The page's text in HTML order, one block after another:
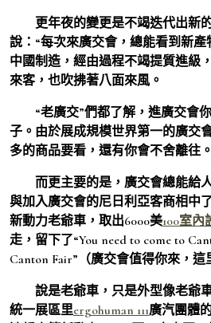
更年夜的變更是不竭迭代出新的
說：“每次來廣交會，總能看到新
中國制造，經由過程不竭提質進級
來客，也吹拂著八面來風。
“老廣交”們都了解，進廣交會
子。由於展成規模世界第一的廣交
多的商品要看，還有你會不舍離往。
而更主要的是，廣交會總能給
與加入廣交會的尼日利亞客商相中
新動力老爺車，取出6000美100室內
走，留下了“You need to come to
Canton Fair”（廣交會值得你來，這
說是老爺車，只是外型像老爺車
統一展區里ergohuman 111廣汽團體